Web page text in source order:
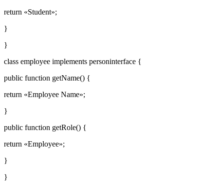
return «Student»;
}
}
class employee implements personinterface {
public function getName() {
return «Employee Name»;
}
public function getRole() {
return «Employee»;
}
}